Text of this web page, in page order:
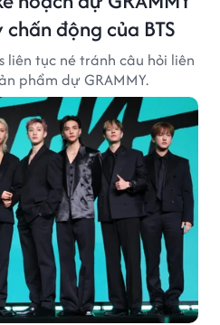
động của BTS
liên tục né tránh câu hỏi liên
phẩm dự GRAMMY.